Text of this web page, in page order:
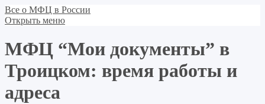
Все о МФЦ в России
Открыть меню
МФЦ “Мои документы” в
Троицком: время работы и
адреса